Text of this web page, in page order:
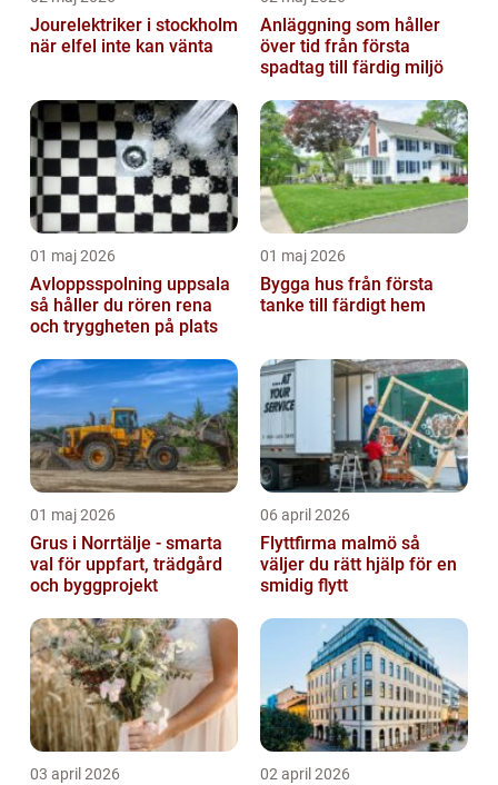
Jourelektriker i stockholm
när elfel inte kan vänta
Anläggning som håller
över tid från första
spadtag till färdig miljö
01 maj 2026
Avloppsspolning uppsala
så håller du rören rena
och tryggheten på plats
01 maj 2026
Bygga hus från första
tanke till färdigt hem
01 maj 2026
Grus i Norrtälje - smarta
val för uppfart, trädgård
och byggprojekt
06 april 2026
Flyttfirma malmö så
väljer du rätt hjälp för en
smidig flytt
03 april 2026 02 april 2026